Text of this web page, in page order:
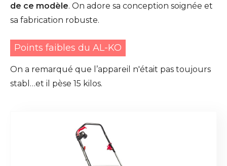
de ce modèle. On adore sa conception soignée et
sa fabrication robuste.
Points faibles du AL-KO
On a remarqué que l’appareil n'était pas toujours
stabl…et il pèse 15 kilos.